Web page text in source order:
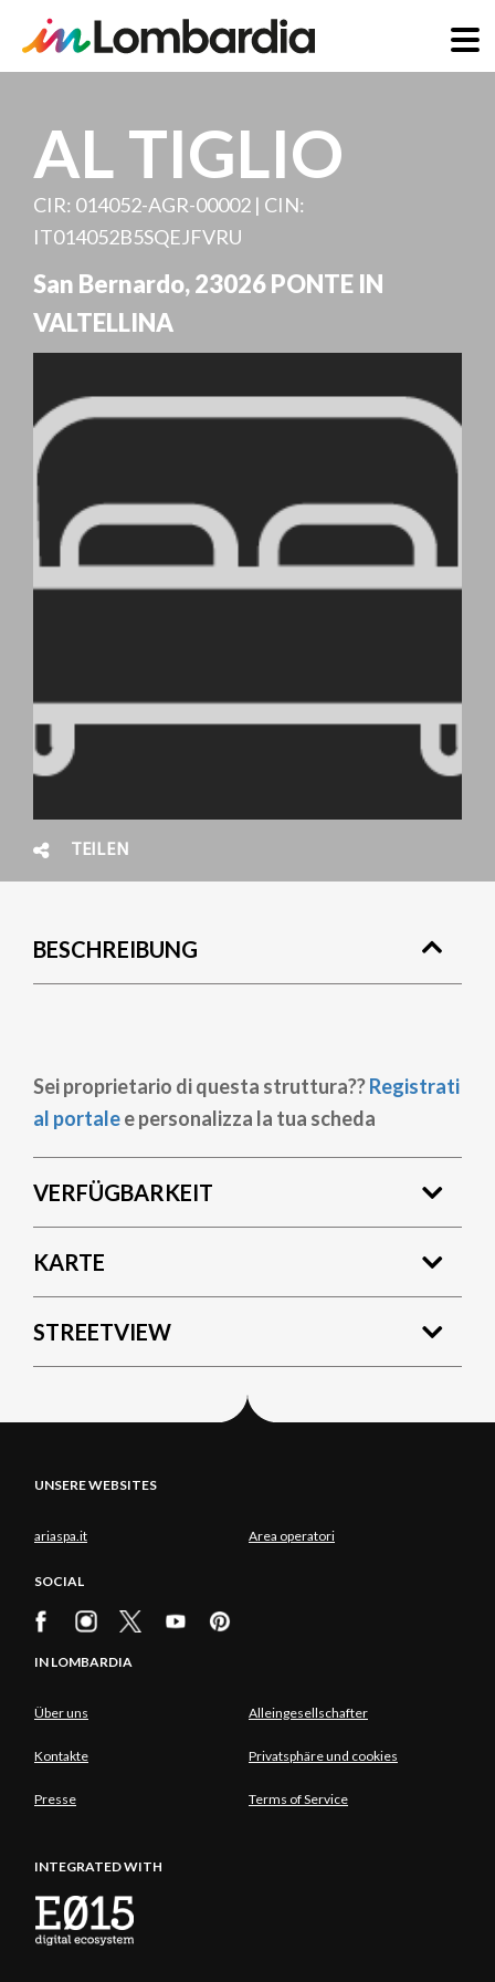
InhaltAL TIGLIO
CIR: 014052-AGR-00002 | CIN:
IT014052B5SQEJFVRU
San Bernardo,23026PONTE IN
VALTELLINA
TEILEN
BESCHREIBUNG
Sei proprietario di questa struttura??Registrati
al portalee personalizza la tua scheda
VERFÜGBARKEIT
KARTE
STREETVIEW
UNSERE WEBSITES
ariaspa.it Area operatori
SOCIAL
IN LOMBARDIA
Über uns Alleingesellschafter
Kontakte Privatsphäre und cookies
Presse Terms of Service
INTEGRATED WITH